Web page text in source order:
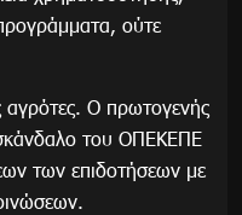
ούτε
αγρότες. Ο πρωτογενής
σκάνδαλο του ΟΠΕΚΕΠΕ
των επιδοτήσεων με